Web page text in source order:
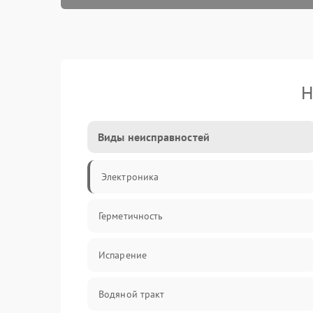
Виды неисправностей
Электроника
Герметичность
Испарение
Водяной тракт